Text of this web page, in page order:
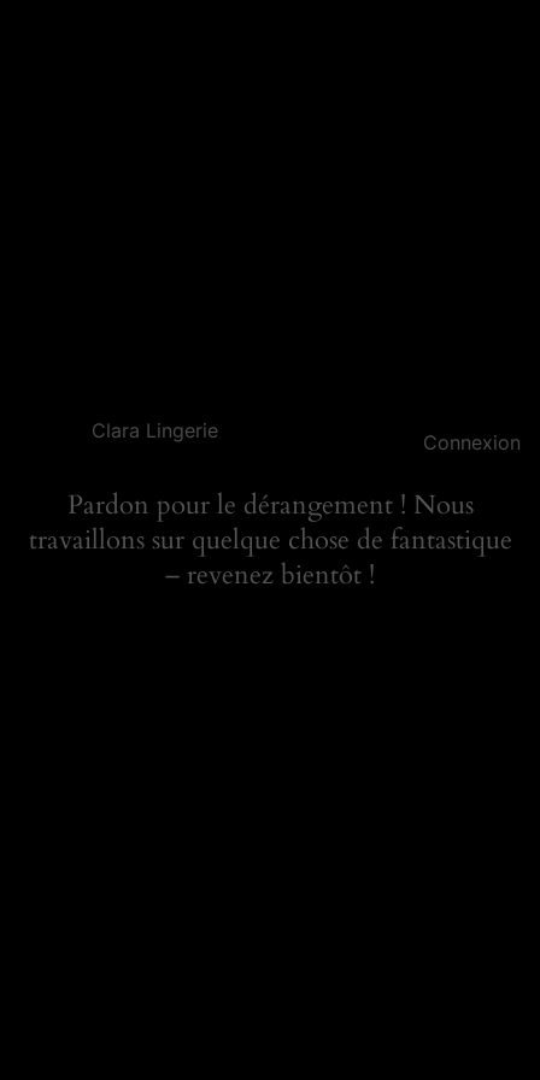
Clara Lingerie
Connexion
Pardon pour le dérangement ! Nous
travaillons sur quelque chose de fantastique
– revenez bientôt !